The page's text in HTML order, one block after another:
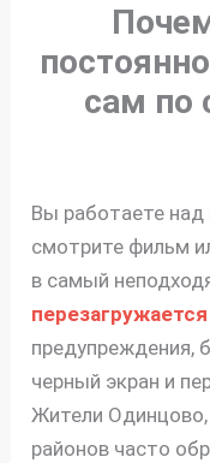
сам по
Вы работаете
смотрите фильм
в самый
перезагружается
предупреждения,
черный экран и
Жители Одинцово,
районов часто